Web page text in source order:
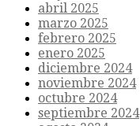
abril 2025
marzo 2025
febrero 2025
enero 2025
diciembre 2024
noviembre 2024
octubre 2024
septiembre 2024